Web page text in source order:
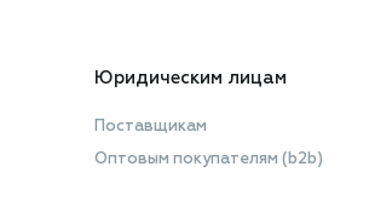
Юридическим лицам
Поставщикам
Оптовым покупателям (b2b)